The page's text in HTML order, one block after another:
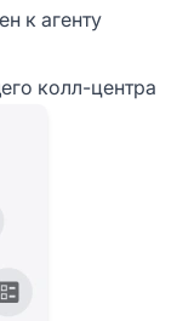
к агенту
колл-центра